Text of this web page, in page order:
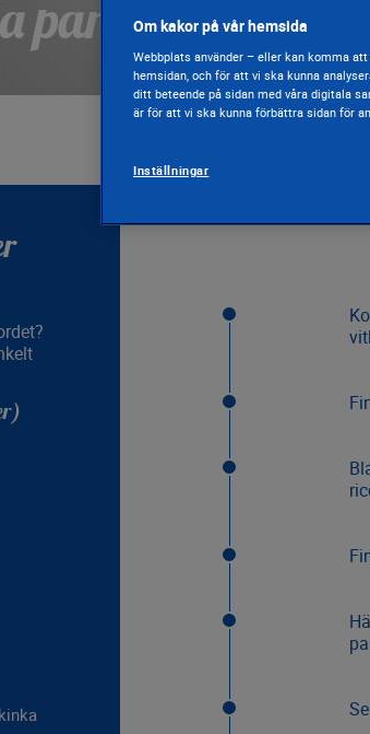
parmigiana
15
Om kakor på vår hemsida
Webbplats använder – eller kan komma
hemsidan, och för att vi ska kunna
ditt beteende på sidan med våra digitala
är för att vi ska kunna förbättra sidan för
Inställningar